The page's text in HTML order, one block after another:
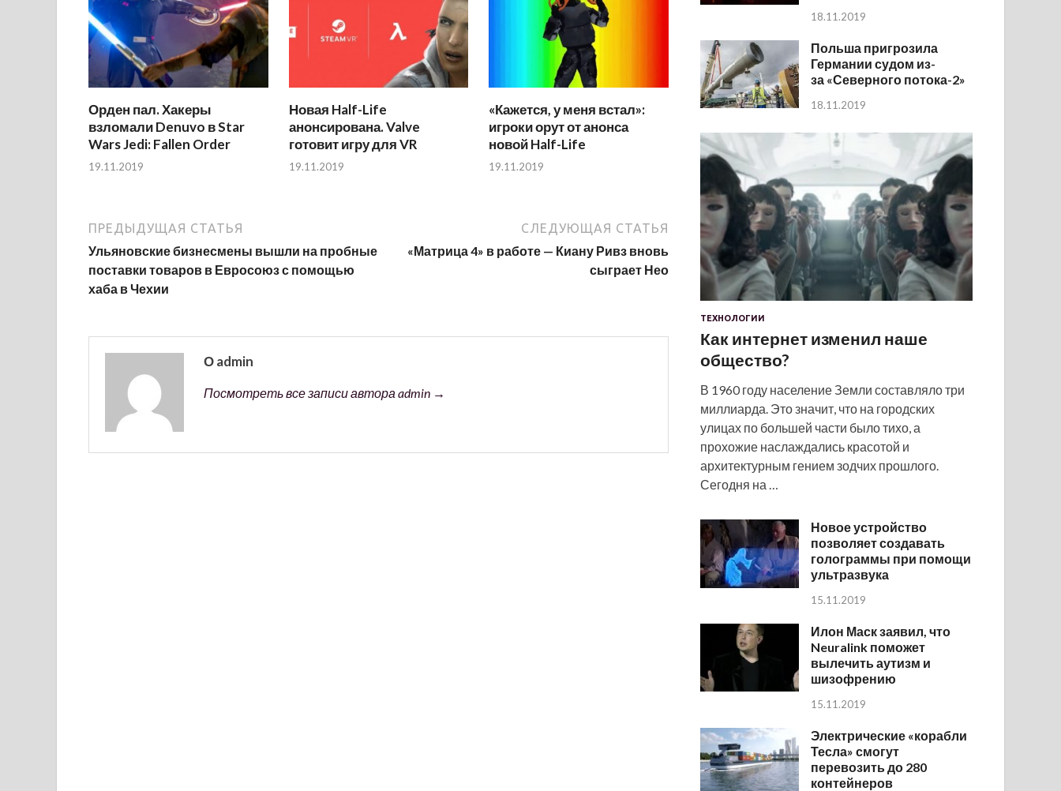
Орден пал. Хакеры
взломали Denuvo в Star
Wars Jedi: Fallen Order
19.11.2019
Новая Half-Life
анонсирована. Valve
готовит игру для VR
19.11.2019
«Кажется, у меня встал»:
игроки орут от анонса
новой Half-Life
19.11.2019
ПРЕДЫДУЩАЯ СТАТЬЯ
Ульяновские бизнесмены вышли на пробные
поставки товаров в Евросоюз с помощью
хаба в Чехии
СЛЕДУЮЩАЯ СТАТЬЯ
«Матрица 4» в работе — Киану Ривз вновь
сыграет Нео
О admin
Посмотреть все записи автора admin →
18.11.2019
Польша пригрозила
Германии судом из-
за «Северного потока-2»
18.11.2019
ТЕХНОЛОГИИ
Как интернет изменил наше
общество?
В 1960 году население Земли составляло три
миллиарда. Это значит, что на городских
улицах по большей части было тихо, а
прохожие наслаждались красотой и
архитектурным гением зодчих прошлого.
Сегодня на …
Новое устройство
позволяет создавать
голограммы при помощи
ультразвука
15.11.2019
Илон Маск заявил, что
Neuralink поможет
вылечить аутизм и
шизофрению
15.11.2019
Электрические «корабли
Тесла» смогут
перевозить до 280
контейнеров